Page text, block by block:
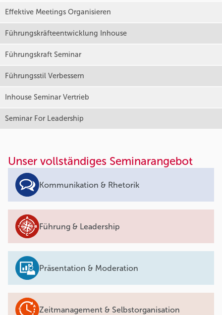
Effektive Meetings Organisieren
Führungskräfteentwicklung Inhouse
Führungskraft Seminar
Führungsstil Verbessern
Inhouse Seminar Vertrieb
Seminar For Leadership
Unser vollständiges Seminarangebot
Kommunikation & Rhetorik
Führung & Leadership
Präsentation & Moderation
Zeitmanagement & Selbstorganisation